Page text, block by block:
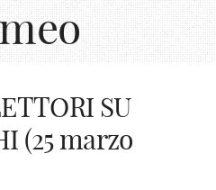
SU
(25 marzo